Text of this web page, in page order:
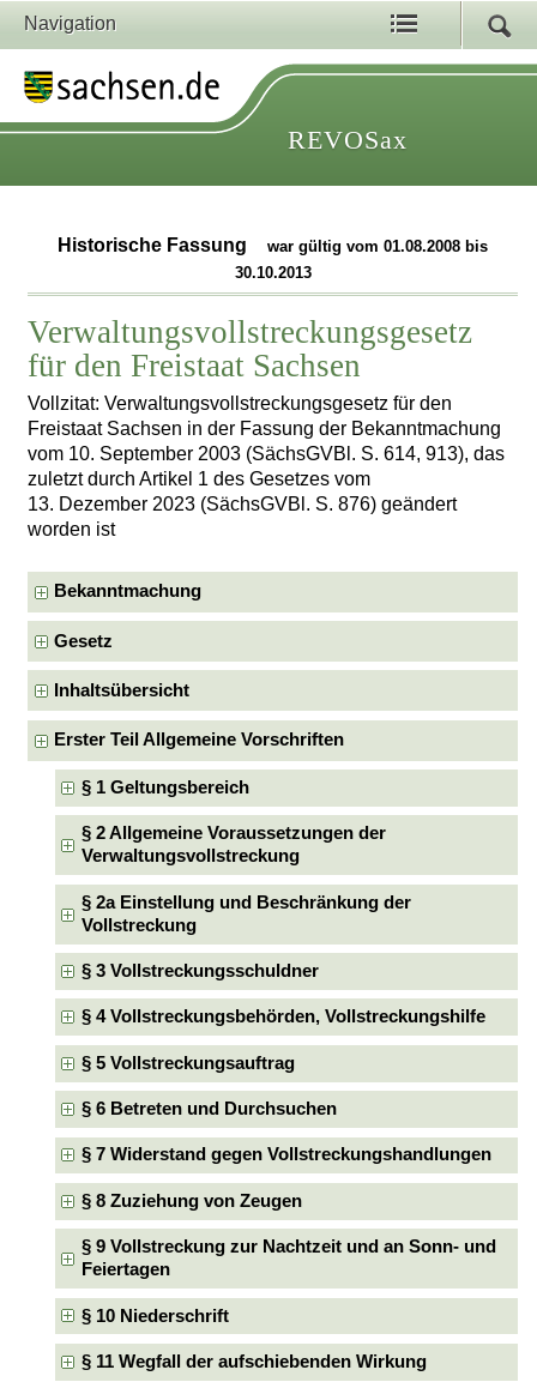
Navigation
REVOSax
Historische Fassung
war gültig vom 01.08.2008 bis
30.10.2013
Verwaltungsvollstreckungsgesetz
für den Freistaat Sachsen
Vollzitat: Verwaltungsvollstreckungsgesetz für den
Freistaat Sachsen in der Fassung der Bekanntmachung
vom 10. September 2003 (SächsGVBl. S. 614, 913), das
zuletzt durch Artikel 1 des Gesetzes vom
13. Dezember 2023 (SächsGVBl. S. 876) geändert
worden ist
Bekanntmachung
Gesetz
Inhaltsübersicht
Erster Teil Allgemeine Vorschriften
§ 1 Geltungsbereich
§ 2 Allgemeine Voraussetzungen der
Verwaltungsvollstreckung
§ 2a Einstellung und Beschränkung der
Vollstreckung
§ 3 Vollstreckungsschuldner
§ 4 Vollstreckungsbehörden, Vollstreckungshilfe
§ 5 Vollstreckungsauftrag
§ 6 Betreten und Durchsuchen
§ 7 Widerstand gegen Vollstreckungshandlungen
§ 8 Zuziehung von Zeugen
§ 9 Vollstreckung zur Nachtzeit und an Sonn- und
Feiertagen
§ 10 Niederschrift
§ 11 Wegfall der aufschiebenden Wirkung